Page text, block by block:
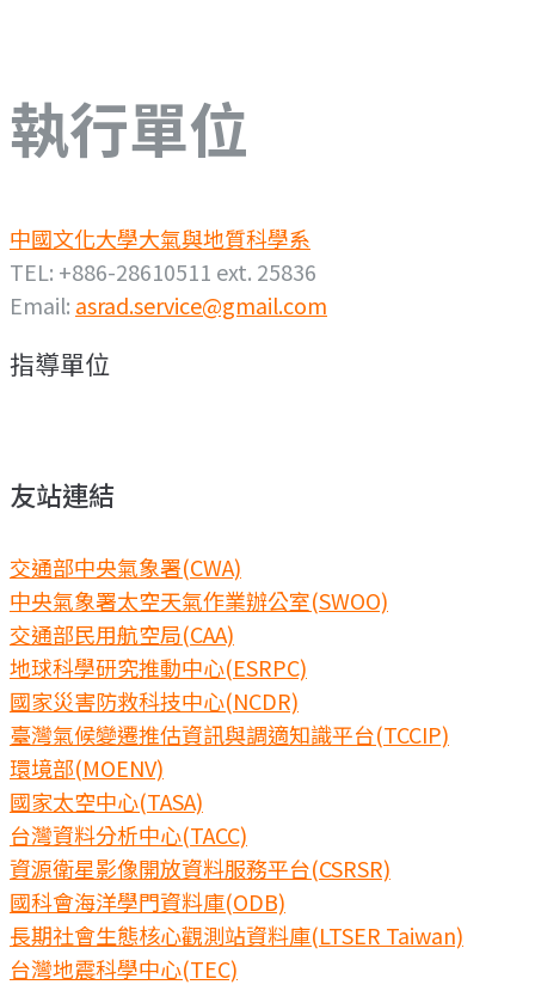
執行單位
中國文化大學大氣與地質科學系
TEL: +886-28610511 ext. 25836
Email: asrad.service@gmail.com
指導單位
友站連結
交通部中央氣象署(CWA)
中央氣象署太空天氣作業辦公室(SWOO)
交通部民用航空局(CAA)
地球科學研究推動中心(ESRPC)
國家災害防救科技中心(NCDR)
臺灣氣候變遷推估資訊與調適知識平台(TCCIP)
環境部(MOENV)
國家太空中心(TASA)
台灣資料分析中心(TACC)
資源衛星影像開放資料服務平台(CSRSR)
國科會海洋學門資料庫(ODB)
長期社會生態核心觀測站資料庫(LTSER Taiwan)
台灣地震科學中心(TEC)